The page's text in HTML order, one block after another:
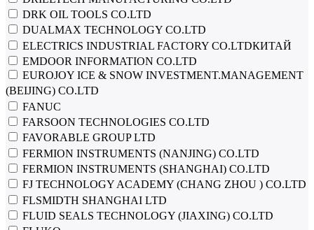
DRK OIL TOOLS CO.LTD
DUALMAX TECHNOLOGY CO.LTD
ELECTRICS INDUSTRIAL FACTORY CO.LTDКИТАЙ
EMDOOR INFORMATION CO.LTD
EUROJOY ICE & SNOW INVESTMENT.MANAGEMENT
(BEIJING) CO.LTD
FANUC
FARSOON TECHNOLOGIES CO.LTD
FAVORABLE GROUP LTD
FERMION INSTRUMENTS (NANJING) CO.LTD
FERMION INSTRUMENTS (SHANGHAI) CO.LTD
FJ TECHNOLOGY ACADEMY (CHANG ZHOU ) CO.LTD
FLSMIDTH SHANGHAI LTD
FLUID SEALS TECHNOLOGY (JIAXING) CO.LTD